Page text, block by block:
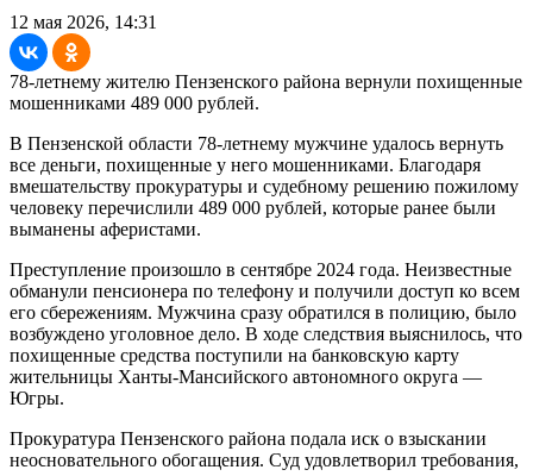
12 мая 2026, 14:31
78-летнему жителю Пензенского района вернули похищенные
мошенниками 489 000 рублей.
В Пензенской области 78-летнему мужчине удалось вернуть
все деньги, похищенные у него мошенниками. Благодаря
вмешательству прокуратуры и судебному решению пожилому
человеку перечислили 489 000 рублей, которые ранее были
выманены аферистами.
Преступление произошло в сентябре 2024 года. Неизвестные
обманули пенсионера по телефону и получили доступ ко всем
его сбережениям. Мужчина сразу обратился в полицию, было
возбуждено уголовное дело. В ходе следствия выяснилось, что
похищенные средства поступили на банковскую карту
жительницы Ханты-Мансийского автономного округа —
Югры.
Прокуратура Пензенского района подала иск о взыскании
неосновательного обогащения. Суд удовлетворил требования,